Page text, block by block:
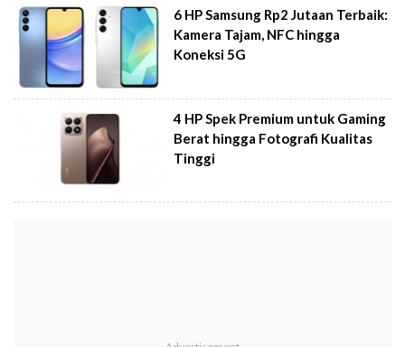
6 HP Samsung Rp2 Jutaan Terbaik:
Kamera Tajam, NFC hingga
Koneksi 5G
4 HP Spek Premium untuk Gaming
Berat hingga Fotografi Kualitas
Tinggi